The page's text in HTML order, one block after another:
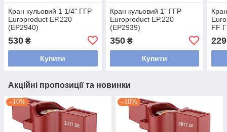
Кран кульовий 1 1/4" ГГР
Europroduct EP.220
(EP2940)
530 ₴
Купити
Кран кульовий 1" ГГР
Europroduct EP.220
(EP2939)
350₴
Купити
FF
229
Акційні пропозиції та новинки
–10% –10%